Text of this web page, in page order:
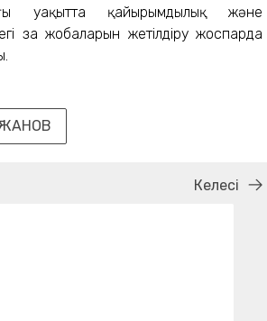
уақытта қайырымдылық және
заң жобаларын жетілдіру жоспарда
Келесі